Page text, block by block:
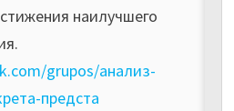
наилучшего
grupos/анализ-
предста